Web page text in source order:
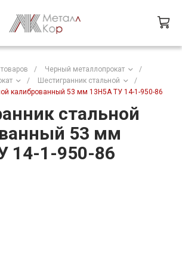
/ Черный металлопрокат
/
/ Шестигранник стальной
/
калиброванный 53 мм 13Н5А ТУ 14-1-950-86
стальной
53 мм
14-1-950-86